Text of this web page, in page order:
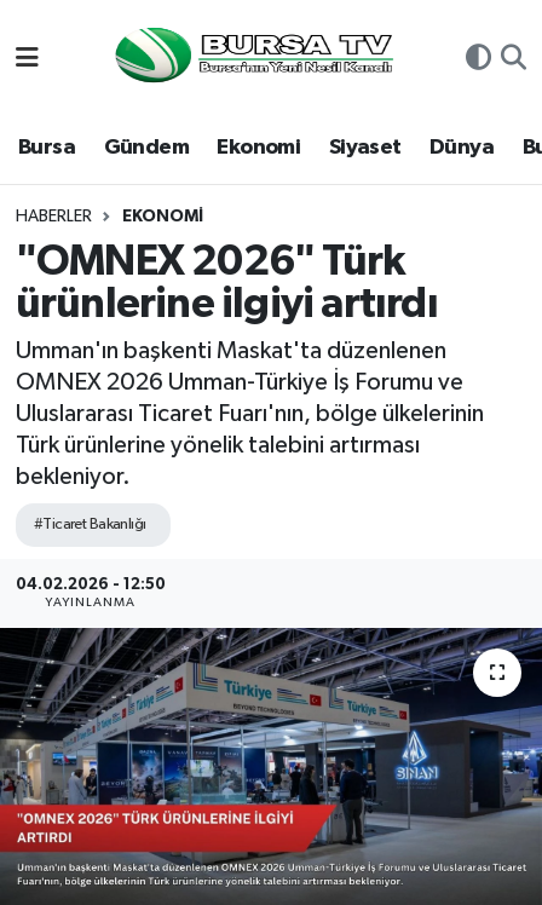
Bursa Gündem Ekonomi Siyaset Dünya
HABERLER EKONOMI
"OMNEX 2026" Türk
ürünlerine ilgiyi artırdı
Umman'ın başkenti Maskat'ta düzenlenen
OMNEX 2026 Umman-Türkiye İş Forumu ve
Uluslararası Ticaret Fuarı'nın, bölge ülkelerinin
Türk ürünlerine yönelik talebini artırması
bekleniyor.
#Ticaret Bakanlığı
04.02.2026 - 12:50
YAYINLANMA
Bursa
Dünya
Eğitim
Ekonomi
Magazin
Sağlık
Siyaset
Spor
Teknoloji
Türkiye
Hava Durumu
Namaz Vakitleri
Trafik Durumu
Süper Lig Puan Durumu ve Fikstür
Tüm Manşetler
Son Dakika Haberleri
Haber Arşivi